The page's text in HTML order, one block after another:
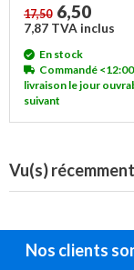
17,50 6,50
7,87 TVA inclus
En stock
Commandé
livraison le jour
suivant
Vu(s) récemment
Nos clients